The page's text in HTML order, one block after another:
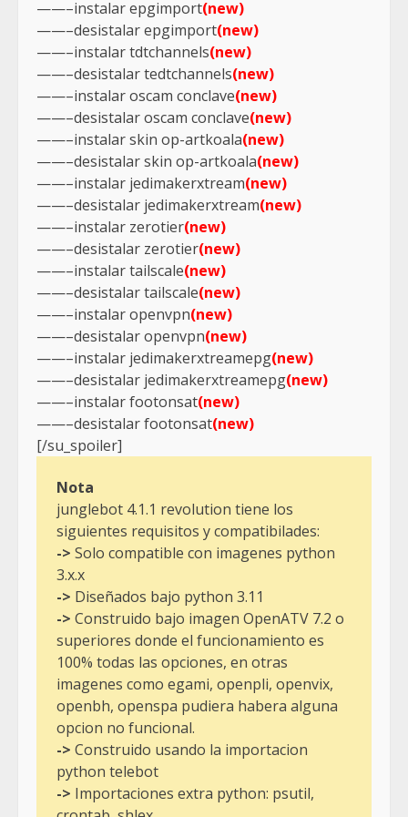
——–instalar epgimport(new)
——–desistalar epgimport(new)
——–instalar tdtchannels(new)
——–desistalar tedtchannels(new)
——–instalar oscam conclave(new)
——–desistalar oscam conclave(new)
——–instalar skin op-artkoala(new)
——–desistalar skin op-artkoala(new)
——–instalar jedimakerxtream(new)
——–desistalar jedimakerxtream(new)
——–instalar zerotier(new)
——–desistalar zerotier(new)
——–instalar tailscale(new)
——–desistalar tailscale(new)
——–instalar openvpn(new)
——–desistalar openvpn(new)
——–instalar jedimakerxtreamepg(new)
——–desistalar jedimakerxtreamepg(new)
——–instalar footonsat(new)
——–desistalar footonsat(new)
[/su_spoiler]
Nota
junglebot 4.1.1 revolution tiene los
siguientes requisitos y compatibilades:
-> Solo compatible con imagenes python
3.x.x
-> Diseñados bajo python 3.11
-> Construido bajo imagen OpenATV 7.2 o
superiores donde el funcionamiento es
100% todas las opciones, en otras
imagenes como egami, openpli, openvix,
openbh, openspa pudiera habera alguna
opcion no funcional.
-> Construido usando la importacion
python telebot
-> Importaciones extra python: psutil,